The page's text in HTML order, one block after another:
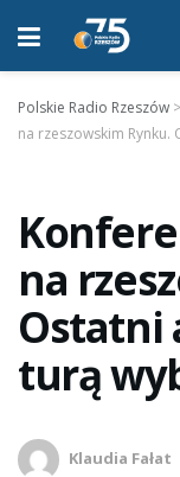
Polskie Radio Rzeszów >
na rzeszowskim
na
Ostatni
turą
Klaudia Fałat